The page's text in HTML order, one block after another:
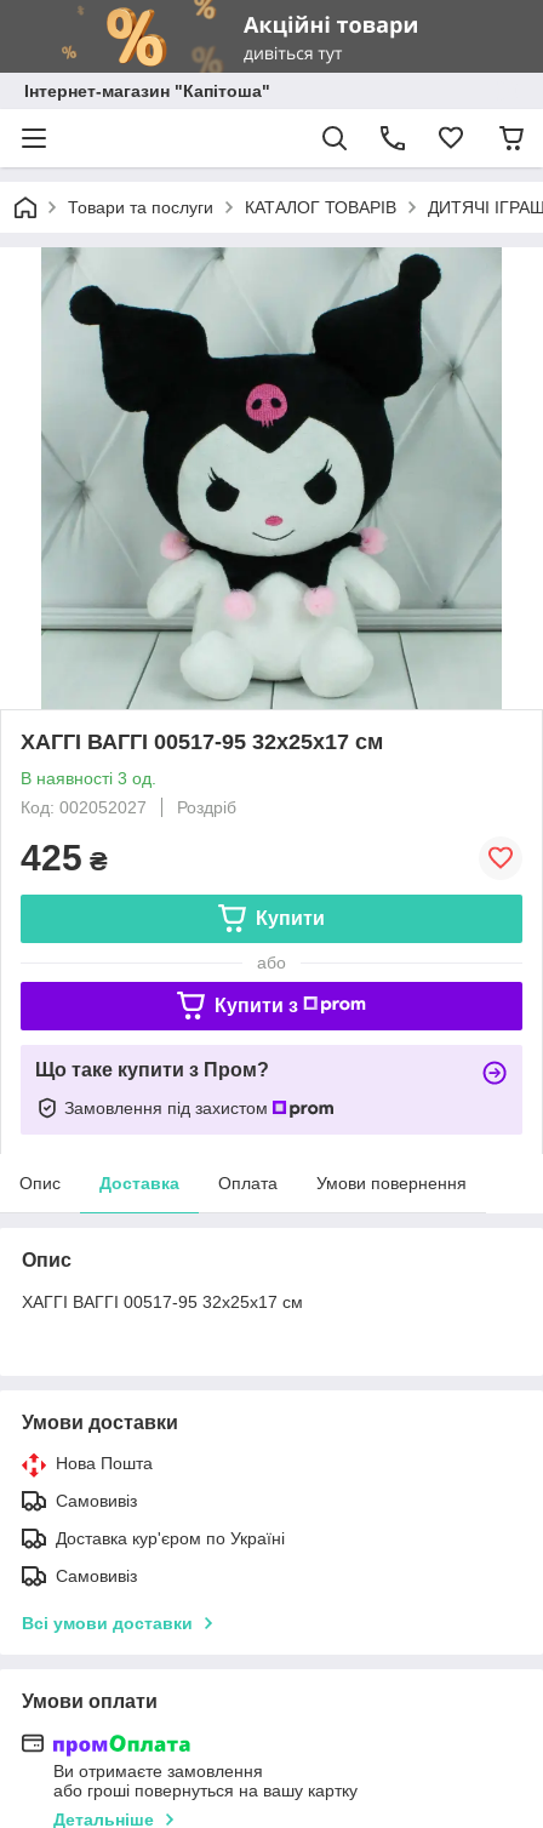
Інтернет-магазин "Капітоша"
Товари та послуги КАТАЛОГ ТОВАРІВ ДИТЯЧІ
ХАГГІ ВАГГІ 00517-95 32х25х17 см
В наявності 3 од.
Код: 002052027
Роздріб
425 ₴
Купити
або
Купити з
Що таке купити з Пром?
Замовлення під захистом
Опис Доставка Оплата Умови повернення
Опис
ХАГГІ ВАГГІ 00517-95 32х25х17 см
Умови доставки
Нова Пошта
Самовивіз
Доставка кур'єром по Україні
Самовивіз
Всі умови доставки
Умови оплати
Ви отримаєте замовлення
або гроші повернуться на вашу картку
Детальніше